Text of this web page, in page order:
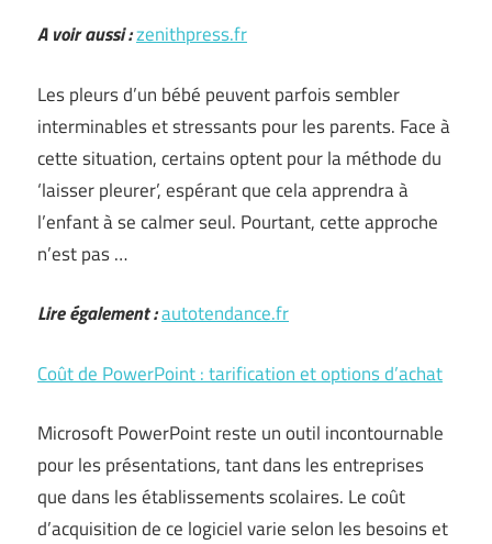
A voir aussi :zenithpress.fr
Les pleurs d’un bébé peuvent parfois sembler
interminables et stressants pour les parents. Face à
cette situation, certains optent pour la méthode du
‘laisser pleurer’, espérant que cela apprendra à
l’enfant à se calmer seul. Pourtant, cette approche
n’est pas …
Lire également :autotendance.fr
Coût de PowerPoint : tarification et options d’achat
Microsoft PowerPoint reste un outil incontournable
pour les présentations, tant dans les entreprises
que dans les établissements scolaires. Le coût
d’acquisition de ce logiciel varie selon les besoins et